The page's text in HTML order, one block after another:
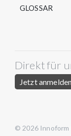
GLOSSAR
Direkt für
Jetzt
© 2026 Innoform